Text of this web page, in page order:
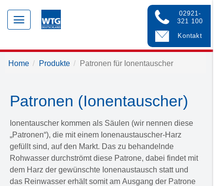
Toggle
navigation
02921-
321 100
Kontakt
Home Produkte Patronen für Ionentauscher
Patronen (Ionentauscher)
Ionentauscher kommen als Säulen (wir nennen diese
„Patronen“), die mit einem Ionenaustauscher-Harz
gefüllt sind, auf den Markt. Das zu behandelnde
Rohwasser durchströmt diese Patrone, dabei findet mit
dem Harz der gewünschte Ionenaustausch statt und
das Reinwasser erhält somit am Ausgang der Patrone